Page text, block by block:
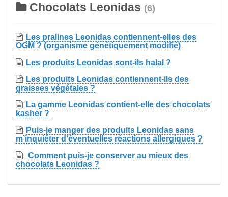
Chocolats Leonidas (6)
Les pralines Leonidas contiennent-elles des
OGM ? (organisme génétiquement modifié)
Les produits Leonidas sont-ils halal ?
Les produits Leonidas contiennent-ils des
graisses végétales ?
La gamme Leonidas contient-elle des chocolats
kasher ?
Puis-je manger des produits Leonidas sans
m’inquiéter d’éventuelles réactions allergiques ?
Comment puis-je conserver au mieux des
chocolats Leonidas ?